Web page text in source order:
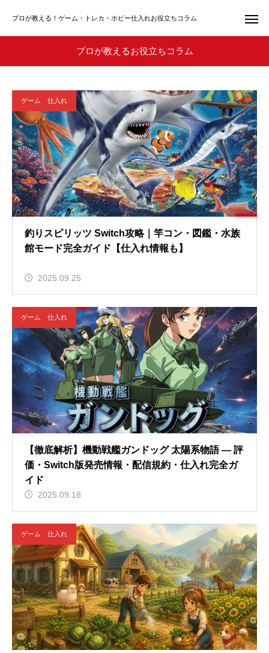
プロが教える！ゲーム・トレカ・ホビー仕入れお役立ちコラム
プロが教えるお役立ちコラム
ゲーム 仕入れ
釣りスピリッツ Switch攻略｜竿コン・図鑑・水族
館モード完全ガイド【仕入れ情報も】
2025.09.25
ゲーム 仕入れ
【徹底解析】機動戦艦ガンドッグ 太陽系物語 — 評
価・Switch版発売情報・配信規約・仕入れ完全ガ
イド
2025.09.18
ゲーム 仕入れ